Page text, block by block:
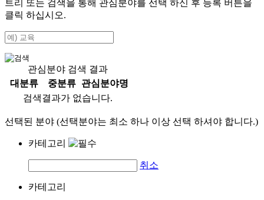
트리 또는 검색을 통해 관심분야를 선택 하신 후 등록 버튼을
클릭 하십시오.
관심분야 검색 결과
대분류
중분류
관심분야명
검색결과가 없습니다.
선택된 분야 (선택분야는 최소 하나 이상 선택 하셔야 합니다.)
카테고리
취소
카테고리